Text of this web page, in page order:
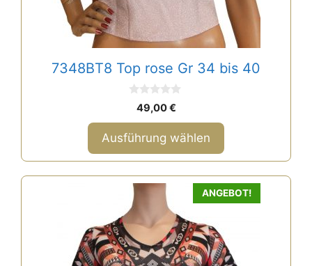
7348BT8 Top rose Gr 34 bis 40
o
n
5
49,00€
Ausführung wählen
werden
ANGEBOT!